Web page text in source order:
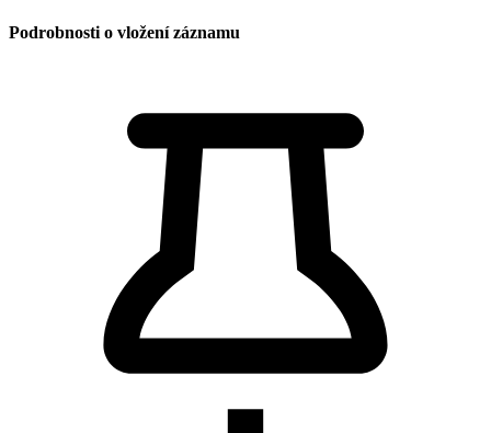
Podrobnosti o vložení záznamu